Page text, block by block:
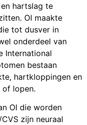
hartslag te
OI maakte
tot dusver in
onderdeel van
International
bestaan
hartkloppingen en
of lopen.
OI die worden
zijn neuraal